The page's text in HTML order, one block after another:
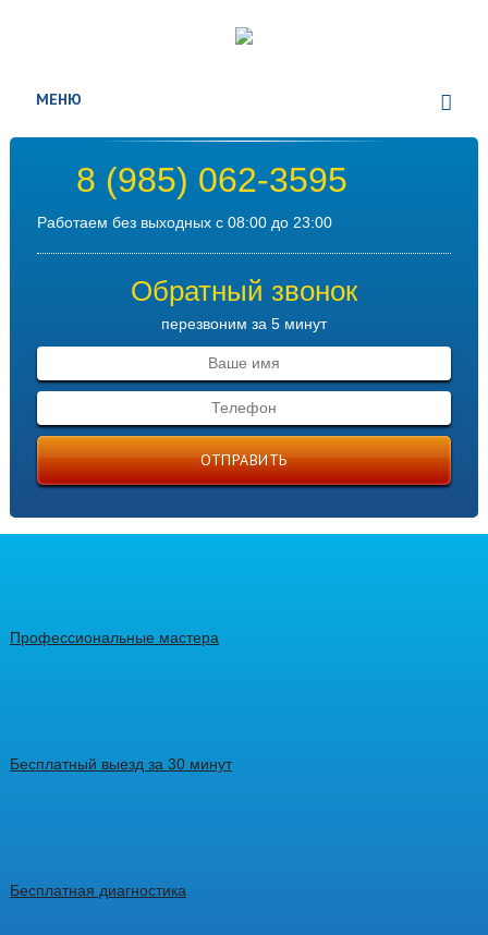
МЕНЮ
8 (985) 062-3595
Работаем без выходных с 08:00 до 23:00
Обратный звонок
перезвоним за 5 минут
ОТПРАВИТЬ
Профессиональные мастера
Бесплатный выезд за 30 минут
Бесплатная диагностика